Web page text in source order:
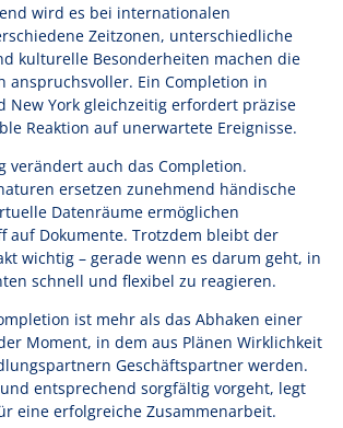
wird es bei internationalen
Zeitzonen, unterschiedliche
kulturelle Besonderheiten machen die
anspruchsvoller. Ein Completion in
New York gleichzeitig erfordert präzise
Reaktion auf unerwartete Ereignisse.
verändert auch das Completion.
ersetzen zunehmend händische
Datenräume ermöglichen
auf Dokumente. Trotzdem bleibt der
wichtig – gerade wenn es darum geht, in
schnell und flexibel zu reagieren.
ist mehr als das Abhaken einer
Moment, in dem aus Plänen Wirklichkeit
Geschäftspartner werden.
entsprechend sorgfältig vorgeht, legt
eine erfolgreiche Zusammenarbeit.